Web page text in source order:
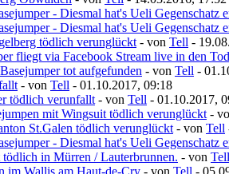
- Diesmal hat's Ueli Gegenschatz
- Diesmal hat's Ueli Gegenschatz
tödlich verunglückt - von Tell -
fliegt via Facebook Stream live in den Tod
tot aufgefunden - von Tell -
- von Tell - 01.10.2017, 09:18
tödlich verunfallt - von Tell - 01.10.2017,
mit Wingsuit tödlich verunglückt -
St.Galen tödlich verunglückt - von Tell
- Diesmal hat's Ueli Gegenschatz
in Mürren / Lauterbrunnen. - von Tell
im Wallis am Haut-de-Cry - von Tell -